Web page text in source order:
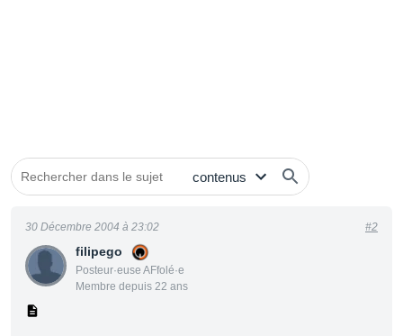
filipego
Posteur·euse AFfolé·e
Membre depuis 22 ans
30 Décembre 2004 à 23:02 #2